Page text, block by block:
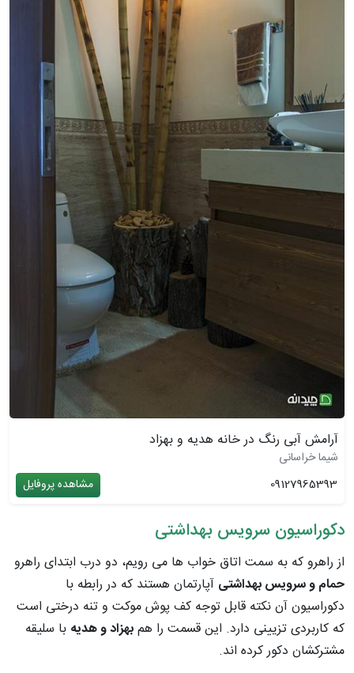
آرامش آبی رنگ در خانه هدیه و بهزاد
شیما خراسانی
09127965393
مشاهده پروفایل
دکوراسیون سرویس بهداشتی
از راهرو که به سمت اتاق خواب ها می رویم، دو درب ابتدای راهرو
حمام و سرویس بهداشتی آپارتمان هستند که در رابطه با
دکوراسیون آن نکته قابل توجه کف پوش موکت و تنه درختی است
که کاربردی تزیینی دارد. این قسمت را همبهزاد و هدیه با سلیقه
مشترکشان دکور کرده اند.